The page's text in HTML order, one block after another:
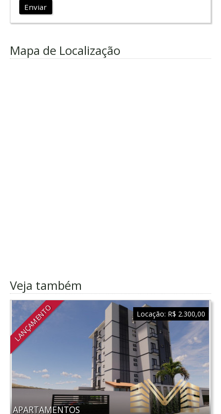
Enviar
Mapa de Localização
Veja também
LANÇAMENTO
APARTAMENTOS
Locação: R$ 2.300,00